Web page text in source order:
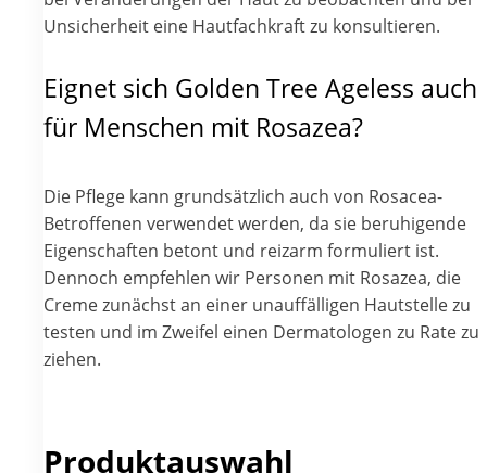
Unsicherheit eine Hautfachkraft zu konsultieren.
Eignet sich Golden Tree Ageless auch
für Menschen mit Rosazea?
Die Pflege kann grundsätzlich auch von Rosacea-
Betroffenen verwendet werden, da sie beruhigende
Eigenschaften betont und reizarm formuliert ist.
Dennoch empfehlen wir Personen mit Rosazea, die
Creme zunächst an einer unauffälligen Hautstelle zu
testen und im Zweifel einen Dermatologen zu Rate zu
ziehen.
Produktauswahl